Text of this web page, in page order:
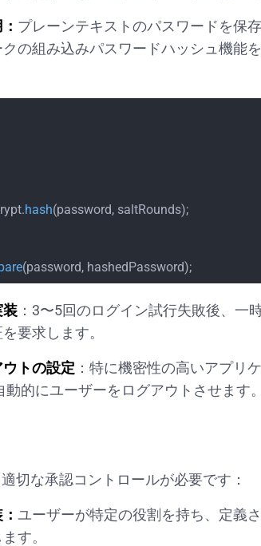
プレーンテキストのパスワードを保
の組み込みパスワードハッシュ機能
hash(password, saltRounds);
(password, hashedPassword);
装 ：3〜5回のログイン試行失敗後、一
要求します。
トの設定 ：特に機密性の高いアプリ
的にユーザーをログアウトさせます。
切な承認コントロールが必要です：
ユーザーが特定の役割を持ち、定義
す。